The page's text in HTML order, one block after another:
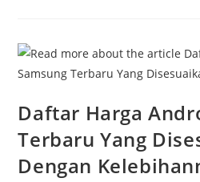
Daftar Harga
Terbaru Yang
Dengan